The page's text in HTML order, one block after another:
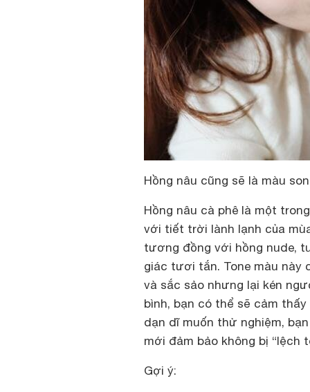
Hồng nâu cũng sẽ là màu
Hồng nâu cà phê là một
với tiết trời lành lạnh của
tương đồng với hồng nude,
giác tươi tắn. Tone màu này
và sắc sảo nhưng lại kén
bình, bạn có thể sẽ cảm
dạn dĩ muốn thử nghiệm,
mới đảm bảo không bị “lệch
Gợi ý: